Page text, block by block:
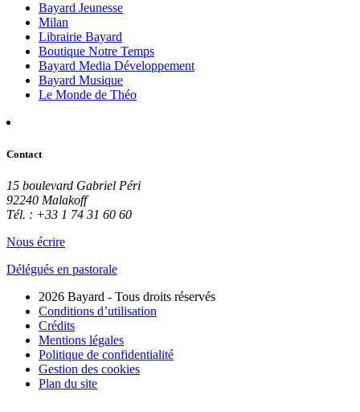
Bayard Jeunesse
Milan
Librairie Bayard
Boutique Notre Temps
Bayard Media Développement
Bayard Musique
Le Monde de Théo
Contact
15 boulevard Gabriel Péri
92240 Malakoff
Tél. : +33 1 74 31 60 60
Nous écrire
Délégués en pastorale
2026 Bayard - Tous droits réservés
Conditions d’utilisation
Crédits
Mentions légales
Politique de confidentialité
Gestion des cookies
Plan du site